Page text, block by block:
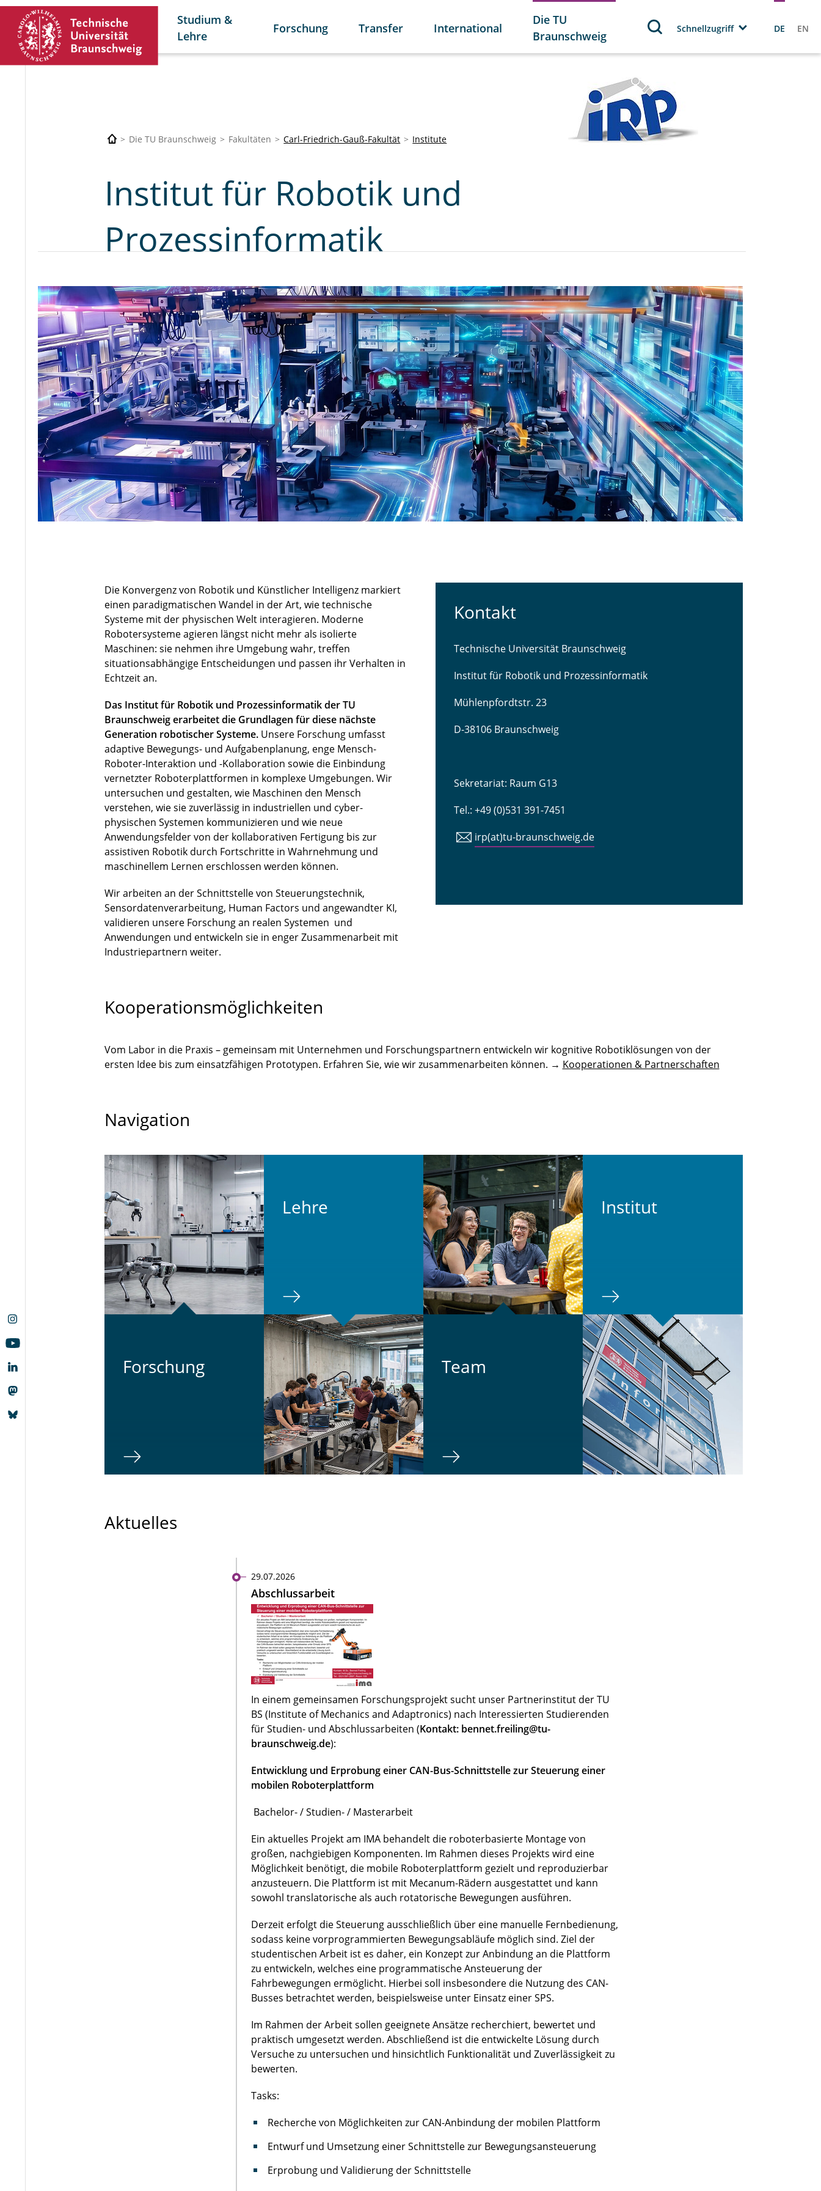
Studium &
Lehre
Forschung Transfer International
Die TU
Braunschweig
Schnellzugriff DE EN
Die TU Braunschweig Fakultäten Carl-Friedrich-Gauß-Fakultät Institute
Institut für Robotik und
Prozessinformatik
Die Konvergenz von Robotik und Künstlicher Intelligenz markiert
einen paradigmatischen Wandel in der Art, wie technische
Systeme mit der physischen Welt interagieren. Moderne
Robotersysteme agieren längst nicht mehr als isolierte
Maschinen: sie nehmen ihre Umgebung wahr, treffen
situationsabhängige Entscheidungen und passen ihr Verhalten in
Echtzeit an.
Das Institut für Robotik und Prozessinformatik der TU
Braunschweig erarbeitet die Grundlagen für diese nächste
Generation robotischer Systeme.Unsere Forschung umfasst
adaptive Bewegungs- und Aufgabenplanung, enge Mensch-
Roboter-Interaktion und -Kollaboration sowie die Einbindung
vernetzter Roboterplattformen in komplexe Umgebungen. Wir
untersuchen und gestalten, wie Maschinen den Mensch
verstehen, wie sie zuverlässig in industriellen und cyber-
physischen Systemen kommunizieren und wie neue
Anwendungsfelder von der kollaborativen Fertigung bis zur
assistiven Robotik durch Fortschritte in Wahrnehmung und
maschinellem Lernen erschlossen werden können.
Wir arbeiten an der Schnittstelle von Steuerungstechnik,
Sensordatenverarbeitung, Human Factors und angewandter KI,
validieren unsere Forschung an realen Systemen und
Anwendungen und entwickeln sie in enger Zusammenarbeit mit
Industriepartnern weiter.
Kontakt
Technische Universität Braunschweig
Institut für Robotik und Prozessinformatik
Mühlenpfordtstr. 23
D-38106 Braunschweig
Sekretariat: Raum G13
Tel.: +49 (0)531 391-7451
irp(at)tu-braunschweig.de
Kooperationsmöglichkeiten
Vom Labor in die Praxis – gemeinsam mit Unternehmen und Forschungspartnern entwickeln wir kognitive Robotiklösungen von der
ersten Idee bis zum einsatzfähigen Prototypen. Erfahren Sie, wie wir zusammenarbeiten können. → Kooperationen & Partnerschaften
Navigation
For­schung
Lehre
Team
In­sti­tut
Aktuelles
29.07.2026
Abschlussarbeit
In einem gemeinsamen Forschungsprojekt sucht unser Partnerinstitut der TU
BS (Institute of Mechanics and Adaptronics) nach Interessierten Studierenden
für Studien- und Abschlussarbeiten (Kontakt: bennet.freiling@tu-
braunschweig.de):
Entwicklung und Erprobung einer CAN-Bus-Schnittstelle zur Steuerung einer
mobilen Roboterplattform
Bachelor- / Studien- / Masterarbeit
Ein aktuelles Projekt am IMA behandelt die roboterbasierte Montage von
großen, nachgiebigen Komponenten. Im Rahmen dieses Projekts wird eine
Möglichkeit benötigt, die mobile Roboterplattform gezielt und reproduzierbar
anzusteuern. Die Plattform ist mit Mecanum-Rädern ausgestattet und kann
sowohl translatorische als auch rotatorische Bewegungen ausführen.
Derzeit erfolgt die Steuerung ausschließlich über eine manuelle Fernbedienung,
sodass keine vorprogrammierten Bewegungsabläufe möglich sind. Ziel der
studentischen Arbeit ist es daher, ein Konzept zur Anbindung an die Plattform
zu entwickeln, welches eine programmatische Ansteuerung der
Fahrbewegungen ermöglicht. Hierbei soll insbesondere die Nutzung des CAN-
Busses betrachtet werden, beispielsweise unter Einsatz einer SPS.
Im Rahmen der Arbeit sollen geeignete Ansätze recherchiert, bewertet und
praktisch umgesetzt werden. Abschließend ist die entwickelte Lösung durch
Versuche zu untersuchen und hinsichtlich Funktionalität und Zuverlässigkeit zu
bewerten.
Tasks:
Recherche von Möglichkeiten zur CAN-Anbindung der mobilen Plattform
Entwurf und Umsetzung einer Schnittstelle zur Bewegungsansteuerung
Erprobung und Validierung der Schnittstelle